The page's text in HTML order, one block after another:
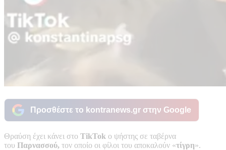
Προσθέστε το kontranews.gr στην Google
Θραύση έχει κάνει στο TikTok ο ψήστης σε ταβέρνα
του Παρνασσού, τον οποίο οι φίλοι του αποκαλούν «τίγρη».